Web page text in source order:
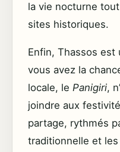
la vie nocturne
sites historiques.
Enfin, Thassos est
vous avez la
locale, le Panigiri,
joindre aux
partage, rythmés
traditionnelle et